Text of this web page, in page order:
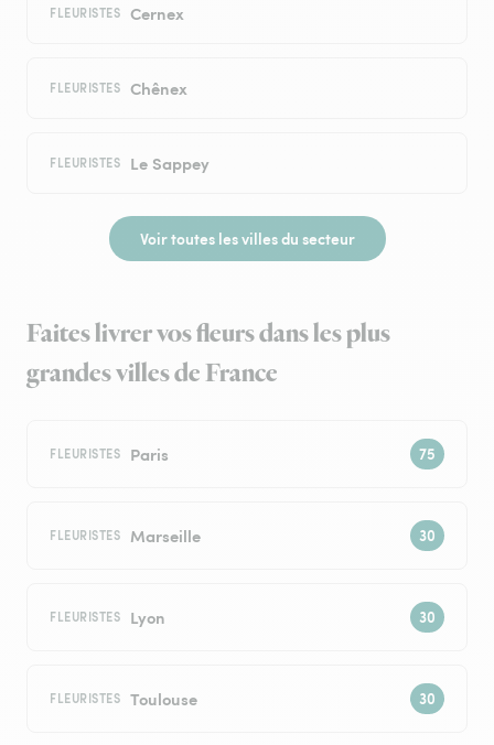
FLEURISTES Cernex
FLEURISTES Chênex
FLEURISTES Le Sappey
Voir toutes les villes du secteur
Faites livrer vos fleurs dans les plus
grandes villes de France
FLEURISTES Paris
FLEURISTES Marseille
FLEURISTES Lyon
FLEURISTES Toulouse